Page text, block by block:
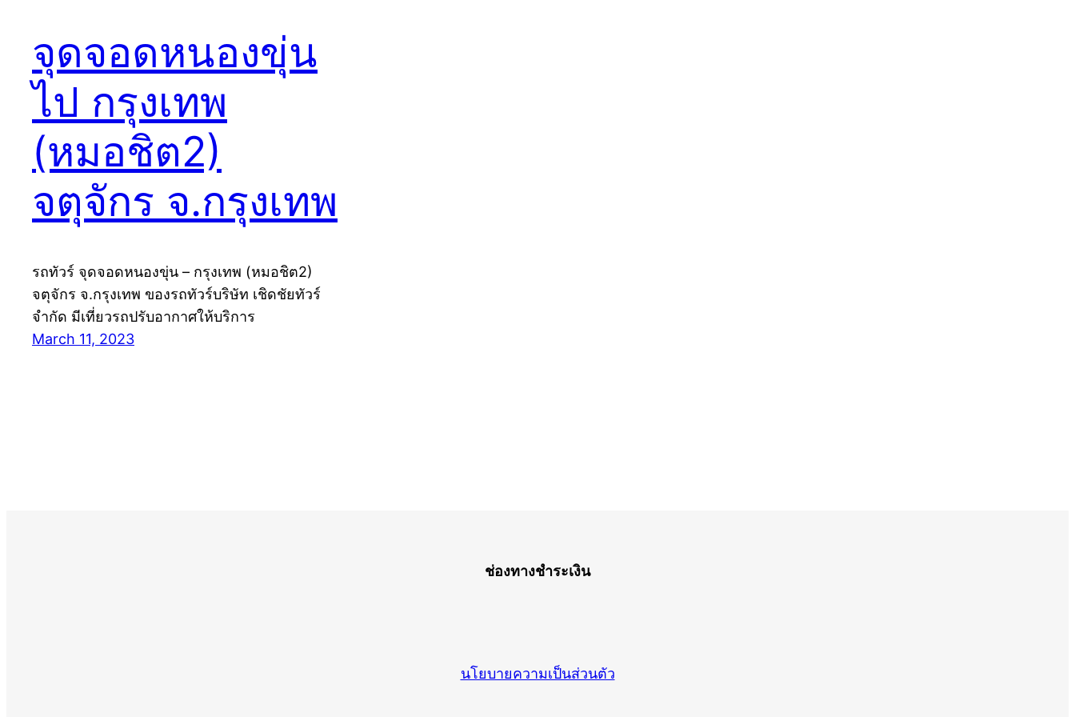
จุดจอดหนองขุ่น
ไป กรุงเทพ
(หมอชิต2)
จตุจักร จ.กรุงเทพ
รถทัวร์ จุดจอดหนองขุ่น – กรุงเทพ (หมอชิต2)
จตุจักร จ.กรุงเทพ ของรถทัวร์บริษัท เชิดชัยทัวร์
จำกัด มีเที่ยวรถปรับอากาศให้บริการ
March 11, 2023
ช่องทางชำระเงิน
นโยบายความเป็นส่วนตัว